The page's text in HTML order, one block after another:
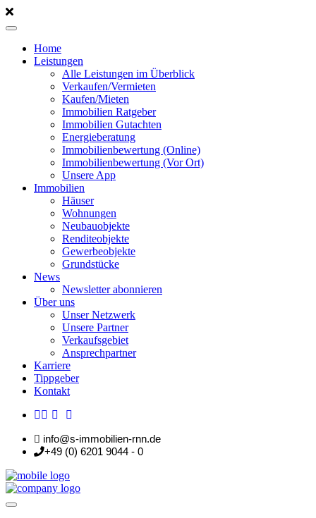
Home
Leistungen
Alle Leistungen im Überblick
Verkaufen/Vermieten
Kaufen/Mieten
Immobilien Ratgeber
Immobilien Gutachten
Energieberatung
Immobilienbewertung (Online)
Immobilienbewertung (Vor Ort)
Unsere App
Immobilien
Häuser
Wohnungen
Neubauobjekte
Renditeobjekte
Gewerbeobjekte
Grundstücke
News
Newsletter abonnieren
Über uns
Unser Netzwerk
Unsere Partner
Verkaufsgebiet
Ansprechpartner
Karriere
Tippgeber
Kontakt
info@s-immobilien-rnn.de
+49 (0) 6201 9044 - 0